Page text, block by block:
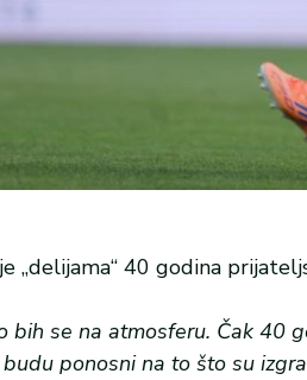
„delijama“ 40 godina
bih se na atmosferu. Čak 40
ponosni na to što su